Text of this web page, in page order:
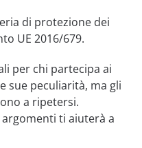
di protezione dei
UE 2016/679.
per chi partecipa ai
sue peculiarità, ma gli
a ripetersi.
ti aiuterà a